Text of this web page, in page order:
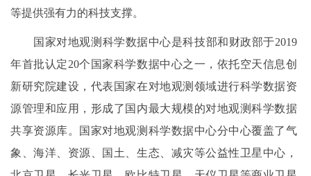
等提供强有力的科技支撑。
国家对地观测科学数据中心是科技部和财政部于2019
年首批认定20个国家科学数据中心之一，依托空天信息创
新研究院建设，代表国家在对地观测领域进行科学数据资
源管理和应用，形成了国内最大规模的对地观测科学数据
共享资源库。国家对地观测科学数据中心分中心覆盖了气
象、海洋、资源、国土、生态、减灾等公益性卫星中心，